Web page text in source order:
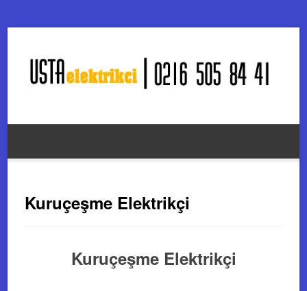
Kuruçeşme Elektrikçi
Kuruçeşme Elektrikçi